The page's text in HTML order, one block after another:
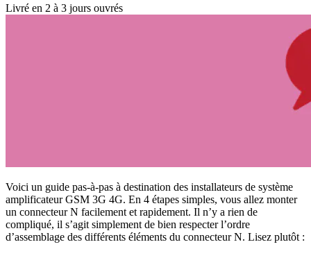
Livré en 2 à 3 jours ouvrés
Voici un guide pas-à-pas à destination des installateurs de système
amplificateur GSM 3G 4G. En 4 étapes simples, vous allez monter
un connecteur N facilement et rapidement. Il n’y a rien de
compliqué, il s’agit simplement de bien respecter l’ordre
d’assemblage des différents éléments du connecteur N. Lisez plutôt :